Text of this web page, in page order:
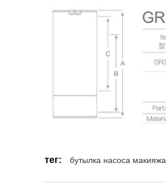
тег: бутылка насоса макияжа